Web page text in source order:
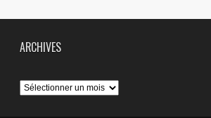
ARCHIVES
Archives